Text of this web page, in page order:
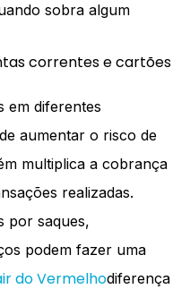
sobra algum
correntes e cartões
em diferentes
aumentar o risco de
multiplica a cobrança
realizadas.
por saques,
podem fazer uma
diferença